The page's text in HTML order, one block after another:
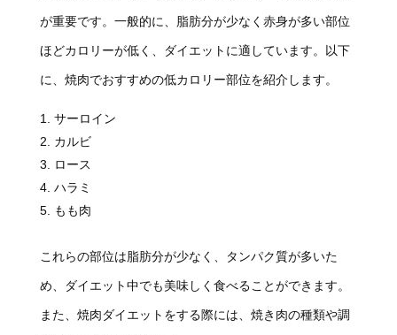
が重要です。一般的に、脂肪分が少なく赤身が多い部位
ほどカロリーが低く、ダイエットに適しています。以下
に、焼肉でおすすめの低カロリー部位を紹介します。
サーロイン
カルビ
ロース
ハラミ
もも肉
これらの部位は脂肪分が少なく、タンパク質が多いた
め、ダイエット中でも美味しく食べることができます。
また、焼肉ダイエットをする際には、焼き肉の種類や調